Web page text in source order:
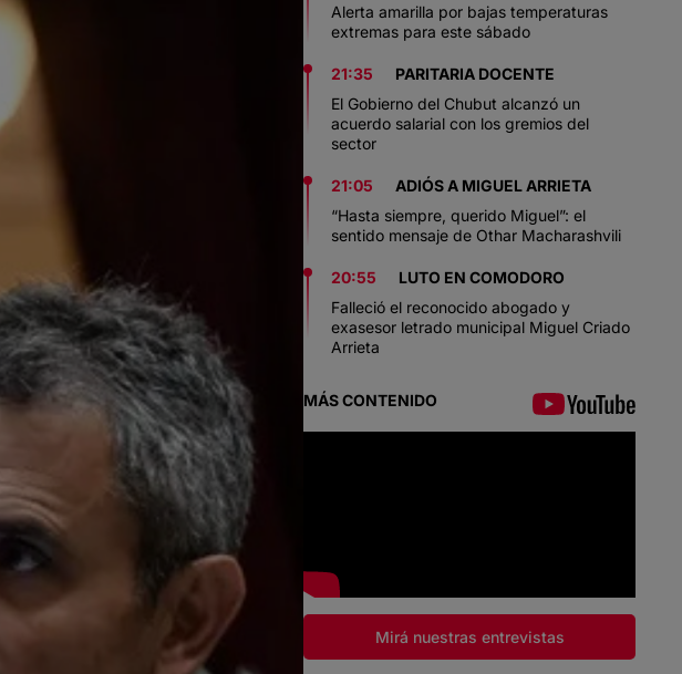
Alerta amarilla por bajas temperaturas
extremas para este sábado
21:35
PARITARIA DOCENTE
El Gobierno del Chubut alcanzó un
acuerdo salarial con los gremios del
sector
21:05
ADIÓS A MIGUEL ARRIETA
“Hasta siempre, querido Miguel”: el
sentido mensaje de Othar Macharashvili
20:55
LUTO EN COMODORO
Falleció el reconocido abogado y
exasesor letrado municipal Miguel Criado
Arrieta
MÁS CONTENIDO
Mirá nuestras entrevistas